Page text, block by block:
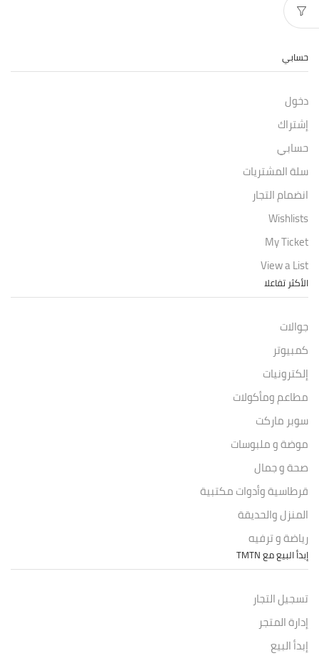
حسابي
دخول
إشتراك
حسابي
سلة المشتريات
انضمام التجار
Wishlists
My Ticket
View a List
الأكثر تفاعلا
جوالات
كمبيوتر
إلكترونيات
مطاعم ومأكولات
سوبر ماركت
موضة و ملبوسات
صحة و جمال
قرطاسية وأدوات مكتبية
المنزل والحديقة
رياضة و ترفيه
إبدأ البيع مع TMTN
تسجيل التجار
إدارة المتجر
إبدأ البيع